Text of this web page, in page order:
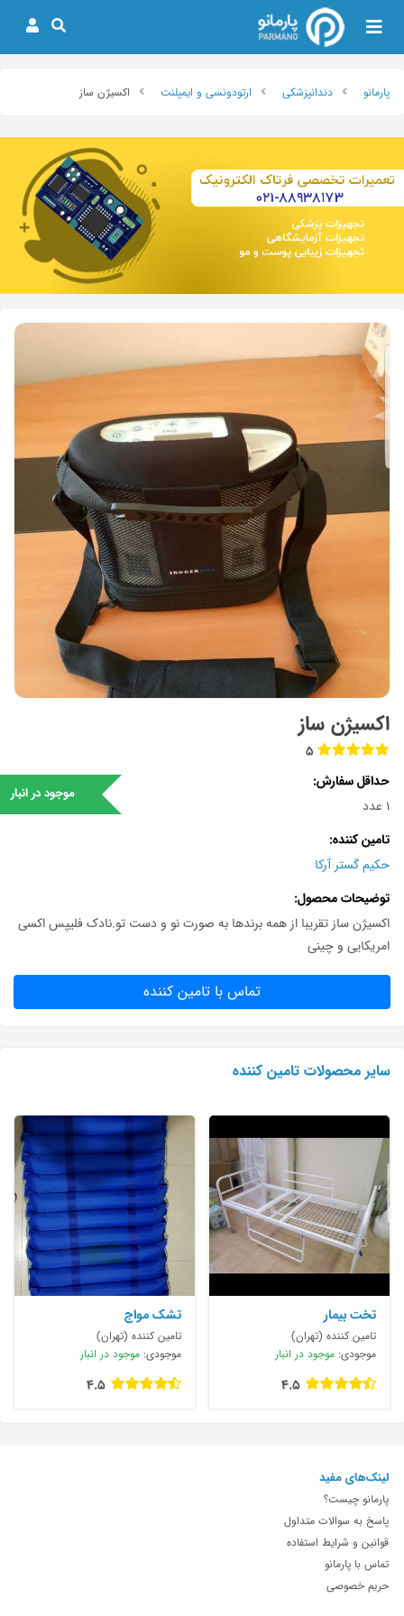
پارمانو دندانپزشکی ارتودونسی و ایمپلنت اکسیژن ساز
اکسیژن ساز
5
موجود در انبار
حداقل سفارش
1 عدد
تامین کننده
حکیم گستر آرکا
توضیحات محصول
اکسیژن ساز تقریبا از همه برندها به صورت نو و دست تو.نادک فلیپس اکسی
امریکایی و چینی
تماس با تامین کننده
سایر محصولات تامین کننده
تخت بیمار
تامین کننده (تهران)
موجودی: موجود در انبار
4.5
تشک مواج
تامین کننده (تهران)
موجودی: موجود در انبار
4.5
لینک‌های مفید
پارمانو چیست؟
پاسخ به سوالات متداول
قوانین و شرایط استفاده
تماس با پارمانو
حریم خصوصی